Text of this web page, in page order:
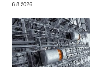
6.8.2026